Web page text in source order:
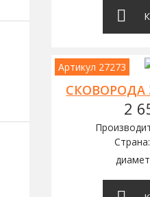
Артикул 27273
СКОВОРОДА
2